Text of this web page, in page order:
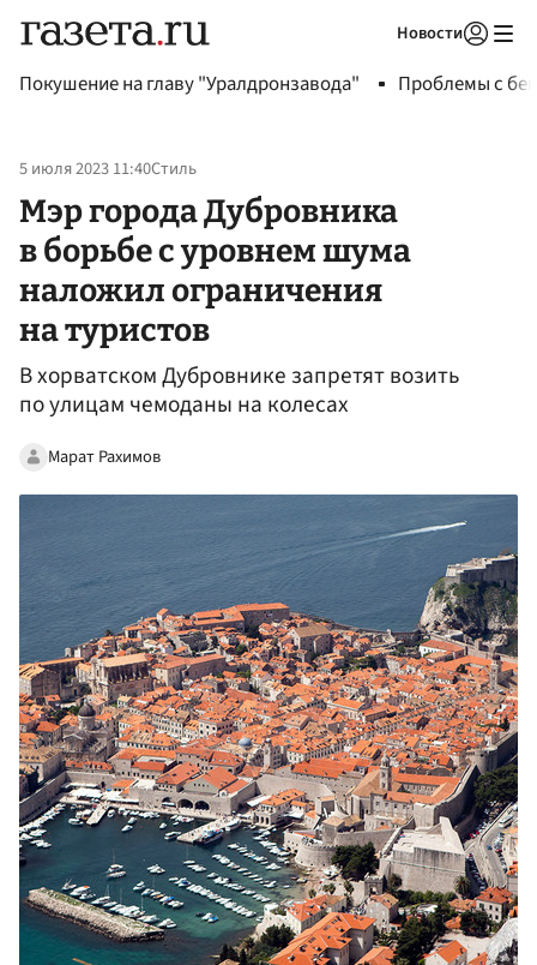
Новости
Покушение на главу "Уралдронзавода" Проблемы с
5 июля 2023 11:40Стиль
Мэр города Дубровника
в борьбе с уровнем шума
наложил ограничения
на туристов
В хорватском Дубровнике запретят возить
по улицам чемоданы на колесах
Марат Рахимов